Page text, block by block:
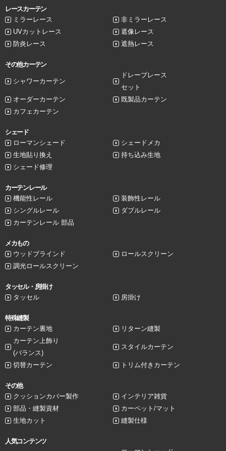
レースカーテン
ミラーレース
非ミラーレース
UVカットレース
遮像レース
防炎レース
遮熱レース
その他カーテン
シャワーカーテン
ドレープレース
セット
オーダーカーテン
既製品カーテン
カフェカーテン
シェード
ローマンシェード
シェードメカ
生地貼り換え
持ち込み生地
シェード修理
カーテンレール
機能性レール
装飾性レール
シングルレール
ダブルレール
カーテンレール 部品
メカもの
ウッドブラインド
ロールスクリーン
調光ロールスクリーン
タッセル・房掛け
タッセル
房掛け
特殊縫製
カーテン裏地
リターン縫製
カーテン上飾り
(バランス)
スタイルカーテン
切替カーテン トリム付きカーテン
その他
クッションカバー製作
インテリア雑貨
部品・縫製資材
カーペット/マット
生地カット
縫製仕様
人気コンテンツ